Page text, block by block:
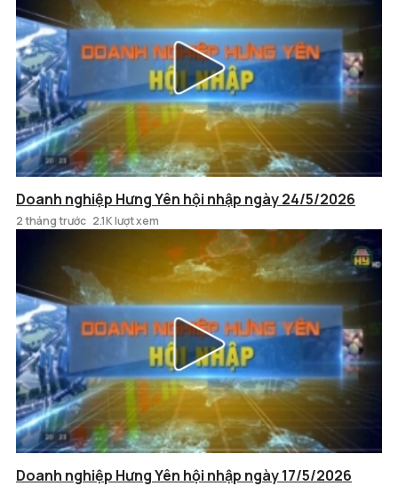
Doanh nghiệp Hưng Yên hội nhập ngày 24/5/2026
2 tháng trước 2.1K lượt xem
Doanh nghiệp Hưng Yên hội nhập ngày 17/5/2026